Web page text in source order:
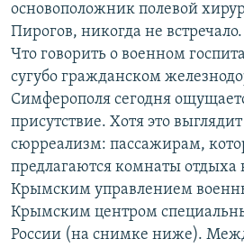
основоположник полевой
Пирогов, никогда не встречало.
Что говорить о военном
сугубо гражданском
Симферополя сегодня
присутствие. Хотя это
сюрреализм: пассажирам,
предлагаются комнаты отдыха
Крымским управлением
Крымским центром
России (на снимке ниже).